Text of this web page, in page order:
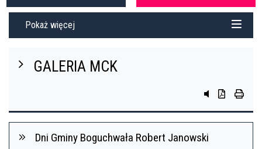
Pokaż więcej
GALERIA MCK
przycisk do
przycisk
Dni Gminy Boguchwała Robert Janowski